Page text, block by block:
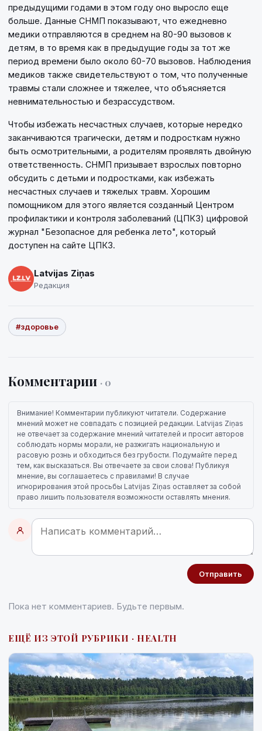
предыдущими годами в этом году оно выросло еще
больше. Данные СНМП показывают, что ежедневно
медики отправляются в среднем на 80-90 вызовов к
детям, в то время как в предыдущие годы за тот же
период времени было около 60-70 вызовов. Наблюдения
медиков также свидетельствуют о том, что полученные
травмы стали сложнее и тяжелее, что объясняется
невнимательностью и безрассудством.
Чтобы избежать несчастных случаев, которые нередко
заканчиваются трагически, детям и подросткам нужно
быть осмотрительными, а родителям проявлять двойную
ответственность. СНМП призывает взрослых повторно
обсудить с детьми и подростками, как избежать
несчастных случаев и тяжелых травм. Хорошим
помощником для этого является созданный Центром
профилактики и контроля заболеваний (ЦПКЗ) цифровой
журнал "Безопасное для ребенка лето", который
доступен на сайте ЦПКЗ.
Latvijas Ziņas
Редакция
#здоровье
Комментарии · 0
Внимание! Комментарии публикуют читатели. Содержание
мнений может не совпадать с позицией редакции. Latvijas Ziņas
не отвечает за содержание мнений читателей и просит авторов
соблюдать нормы морали, не разжигать национальную и
расовую рознь и обходиться без грубости. Подумайте перед
тем, как высказаться. Вы отвечаете за свои слова! Публикуя
мнение, вы соглашаетесь с правилами! В случае
игнорирования этой просьбы Latvijas Ziņas оставляет за собой
право лишить пользователя возможности оставлять мнения.
Отправить
Пока нет комментариев. Будьте первым.
ЕЩЁ ИЗ ЭТОЙ РУБРИКИ · HEALTH